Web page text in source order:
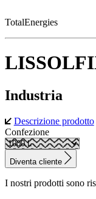
TotalEnergies
Industria
Descrizione prodotto
Confezione
Diventa cliente
I nostri prodotti sono